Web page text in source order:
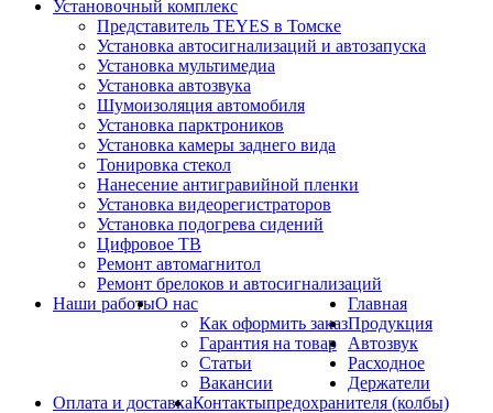
Установочный комплекс
Представитель TEYES в Томске
Установка автосигнализаций и автозапуска
Установка мультимедиа
Установка автозвука
Шумоизоляция автомобиля
Установка парктроников
Установка камеры заднего вида
Тонировка стекол
Нанесение антигравийной пленки
Установка видеорегистраторов
Установка подогрева сидений
Цифровое ТВ
Ремонт автомагнитол
Ремонт брелоков и автосигнализаций
Наши работыО нас
Как оформить заказ
Гарантия на товар
Статьи
Вакансии
Оплата и доставкаКонтакты
Главная
Продукция
Автозвук
Расходное
Держатели
предохранителя (колбы)